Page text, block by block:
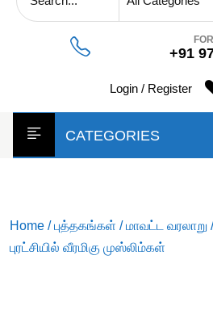
+91
Login / Register
CATEGORIES
Home /புத்தகங்கள் /மாவட்ட வரலாறு
புரட்சியில் வீரமிகு முஸ்லிம்கள்